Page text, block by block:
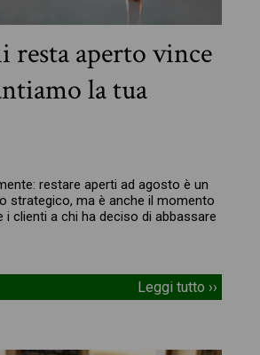
resta aperto vince
la tua
restare aperti ad agosto è un
strategico, ma è anche il momento
clienti a chi ha deciso di abbassare
Leggi tutto ››